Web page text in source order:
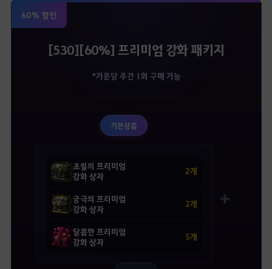
60% 할인
[530][60%] 프리미엄 강화 패키지
*가문당 주간 1회 구매 가능
기본상품
초월의 프리미엄
강화 상자
2개
궁극의 프리미엄
강화 상자
2개
달콤한 프리미엄
강화 상자
5개
➕